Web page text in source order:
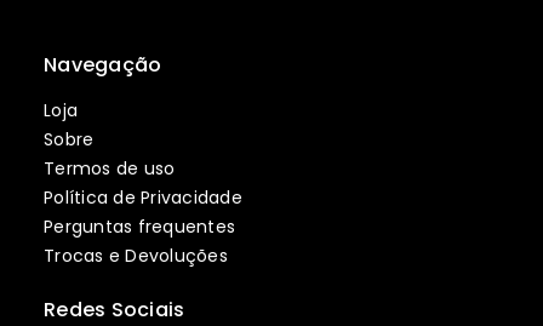
Navegação
Loja
Sobre
Termos de uso
Política de Privacidade
Perguntas frequentes
Trocas e Devoluções
Redes Sociais